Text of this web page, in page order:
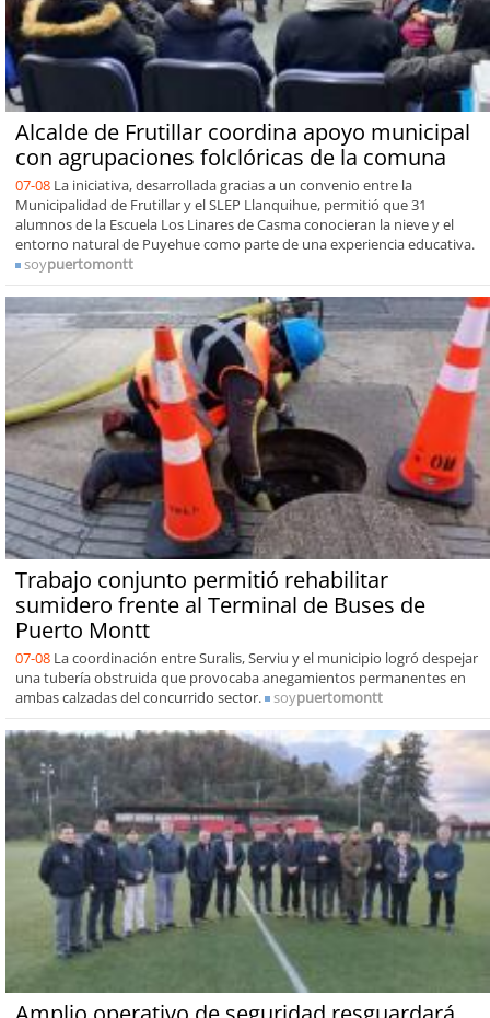
Alcalde de Frutillar coordina apoyo municipal
con agrupaciones folclóricas de la comuna
07-08 La iniciativa, desarrollada gracias a un convenio entre la
Municipalidad de Frutillar y el SLEP Llanquihue, permitió que 31
alumnos de la Escuela Los Linares de Casma conocieran la nieve y el
entorno natural de Puyehue como parte de una experiencia educativa.
soypuertomontt
Trabajo conjunto permitió rehabilitar
sumidero frente al Terminal de Buses de
Puerto Montt
07-08 La coordinación entre Suralis, Serviu y el municipio logró despejar
una tubería obstruida que provocaba anegamientos permanentes en
ambas calzadas del concurrido sector.
soypuertomontt